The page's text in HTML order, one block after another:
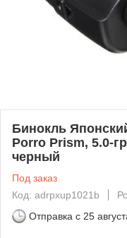
Бинокль
Porro Prism, 5.0-
черный
Под заказ
Код: adrpxup1021b
Отправка с 25